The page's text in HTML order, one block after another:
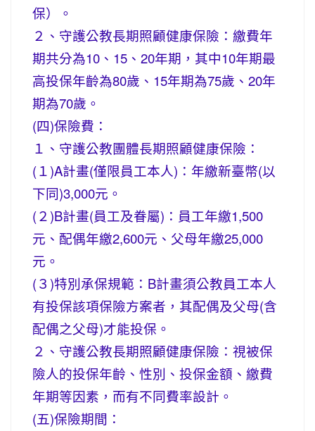
保）。
２、守護公教長期照顧健康保險：繳費年
期共分為10、15、20年期，其中10年期最
高投保年齡為80歲、15年期為75歲、20年
期為70歲。
(四)保險費：
１、守護公教團體長期照顧健康保險：
(１)A計畫(僅限員工本人)：年繳新臺幣(以
下同)3,000元。
(２)B計畫(員工及眷屬)：員工年繳1,500
元、配偶年繳2,600元、父母年繳25,000
元。
(３)特別承保規範：B計畫須公教員工本人
有投保該項保險方案者，其配偶及父母(含
配偶之父母)才能投保。
２、守護公教長期照顧健康保險：視被保
險人的投保年齡、性別、投保金額、繳費
年期等因素，而有不同費率設計。
(五)保險期間：